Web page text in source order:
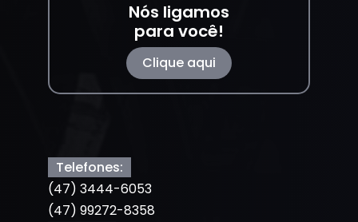
Nós ligamos
para você!
Clique aqui
Telefones:
(47) 3444-6053
(47) 99272-8358